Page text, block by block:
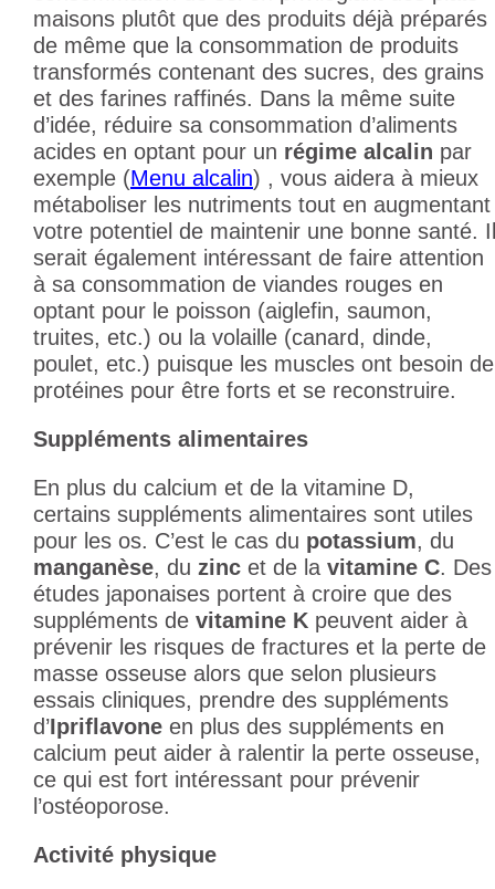
maisons plutôt que des produits déjà préparés
de même que la consommation de produits
transformés contenant des sucres, des grains
et des farines raffinés. Dans la même suite
d’idée, réduire sa consommation d’aliments
acides en optant pour un régime alcalin par
exemple (Menu alcalin) , vous aidera à mieux
métaboliser les nutriments tout en augmentant
votre potentiel de maintenir une bonne santé. Il
serait également intéressant de faire attention
à sa consommation de viandes rouges en
optant pour le poisson (aiglefin, saumon,
truites, etc.) ou la volaille (canard, dinde,
poulet, etc.) puisque les muscles ont besoin de
protéines pour être forts et se reconstruire.
Suppléments alimentaires
En plus du calcium et de la vitamine D,
certains suppléments alimentaires sont utiles
pour les os. C’est le cas du potassium, du
manganèse, du zinc et de la vitamine C. Des
études japonaises portent à croire que des
suppléments de vitamine K peuvent aider à
prévenir les risques de fractures et la perte de
masse osseuse alors que selon plusieurs
essais cliniques, prendre des suppléments
d’Ipriflavone en plus des suppléments en
calcium peut aider à ralentir la perte osseuse,
ce qui est fort intéressant pour prévenir
l’ostéoporose.
Activité physique